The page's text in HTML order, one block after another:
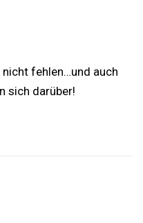
fehlen…und auch
sich darüber!